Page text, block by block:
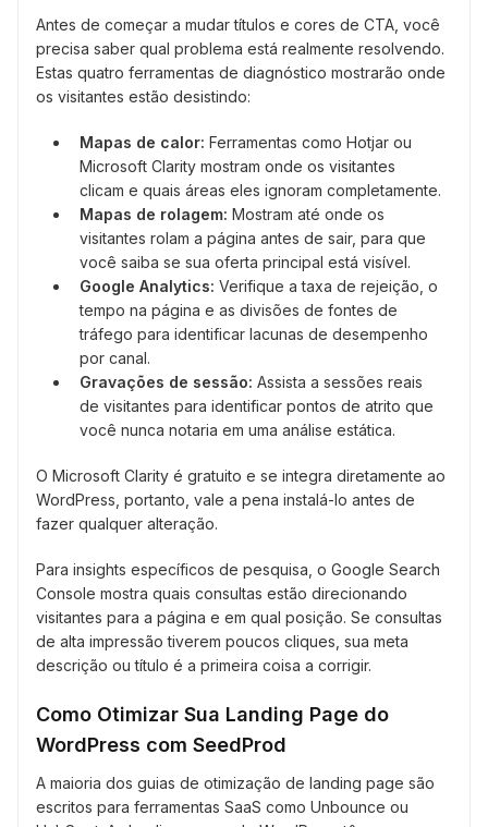
Antes de começar a mudar títulos e cores de CTA, você
precisa saber qual problema está realmente resolvendo.
Estas quatro ferramentas de diagnóstico mostrarão onde
os visitantes estão desistindo:
Mapas de calor: Ferramentas como Hotjar ou
Microsoft Clarity mostram onde os visitantes
clicam e quais áreas eles ignoram completamente.
Mapas de rolagem: Mostram até onde os
visitantes rolam a página antes de sair, para que
você saiba se sua oferta principal está visível.
Google Analytics: Verifique a taxa de rejeição, o
tempo na página e as divisões de fontes de
tráfego para identificar lacunas de desempenho
por canal.
Gravações de sessão: Assista a sessões reais
de visitantes para identificar pontos de atrito que
você nunca notaria em uma análise estática.
O Microsoft Clarity é gratuito e se integra diretamente ao
WordPress, portanto, vale a pena instalá-lo antes de
fazer qualquer alteração.
Para insights específicos de pesquisa, o Google Search
Console mostra quais consultas estão direcionando
visitantes para a página e em qual posição. Se consultas
de alta impressão tiverem poucos cliques, sua meta
descrição ou título é a primeira coisa a corrigir.
Como Otimizar Sua Landing Page do
WordPress com SeedProd
A maioria dos guias de otimização de landing page são
escritos para ferramentas SaaS como Unbounce ou